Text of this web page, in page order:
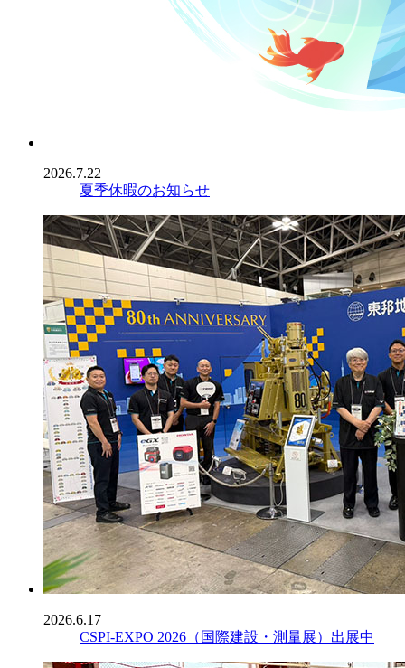
2026.7.22
夏季休暇のお知らせ
2026.6.17
CSPI-EXPO 2026（国際建設・測量展）出展中